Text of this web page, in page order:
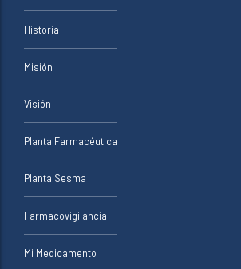
Historia
Misión
Visión
Planta Farmacéutica
Planta Sesma
Farmacovigilancia
Mi Medicamento